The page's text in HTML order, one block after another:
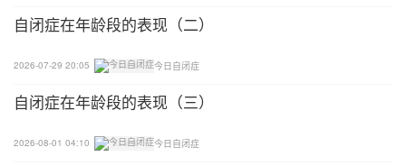
这一回没有模子你也可以做了，只需要有一把比较锋
一定能让他兴奋不已。
情景喜剧
自闭症在年龄段的表现（二）
2026-07-29 20:05 今日自闭症
自闭症在年龄段的表现（三）
2026-08-01 04:10 今日自闭症